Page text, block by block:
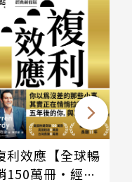
利效應【全球暢
150萬冊・經典